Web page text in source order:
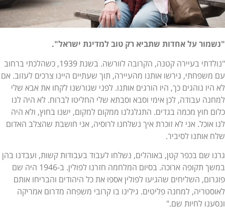
"נשמור על אחדות שתביא רק טוב למדינת ישראל".
"נולדתי בעיירה קטנה, הקרובה לוורשה. בשנת 1939, כשהלכתי ברחוב
עם משפחתי, גירשו אותנו מהעיירה, תוך שעתיים היינו צרכים לעזוב. אם
לא היו נוהגים כך, היו הורגים אותנו. לפני שגורשנו לקחו את אבא שלי
למחנה עבודה, לכן אימי וסבא וסבתא שלי החליטו לברוח. לא היה לנו
כלום חוץ מכמה בגדים. התגלגלנו ממקום למקום, ישנו בחוץ, ולא היה
לנו אוכל. אני לא זוכרת איך נשלחנו לרוסיה, אני חושבת שהצלב האדום
שלח אותנו לסיביר.
גרנו שם בכפר קטן, באוהלים, נשלחו לעבוד בעבודות קשות, ועבדנו בהן
במשך תקופה ארוכה. בסיום המלחמה חזרנו לפולין. ב-1946 היה שם
פוגרום, השליחים שהגיעו לפולין אספו את כל היהודים והבריחו אותם
לאוסטריה, למחנה פליטים. גילינו בו קרובי משפחה מדרום אמריקה
ונסענו לחיות שם."